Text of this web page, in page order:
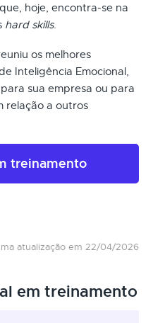
hoje, encontra-se na
hard skills.
os melhores
Inteligência Emocional,
sua empresa ou para
relação a outros
treinamento
atualização em 22/04/2026
em treinamento